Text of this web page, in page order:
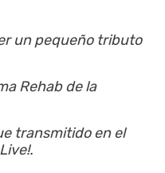
un pequeño tributo
Rehab de la
transmitido en el